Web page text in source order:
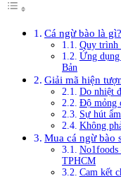
Cá ngừ bào là gì?
Quy trình
Ứng
Bản
Giải mã hiện
Do nhiệt
Độ mỏng
Sự hút
Không
Mua cá ngừ bào
No1foods
TPHCM
Cam kết